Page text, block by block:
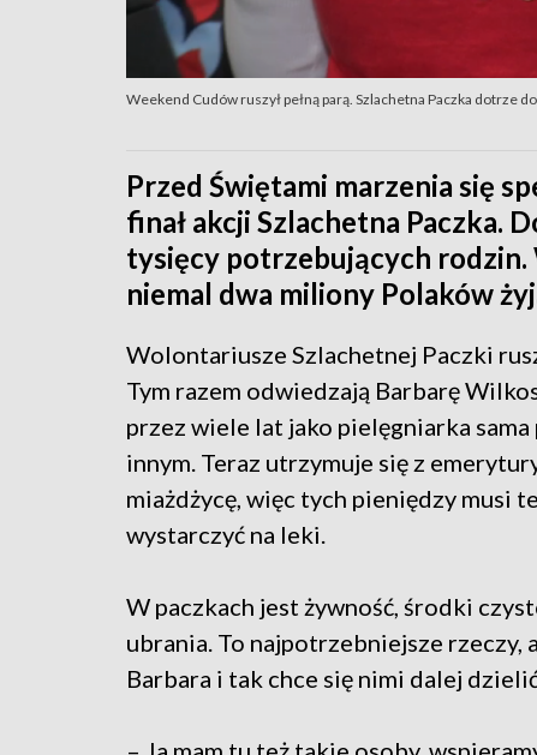
Weekend Cudów ruszył pełną parą. Szlachetna Paczka dotrze
Przed Świętami marzenia się
finał akcji Szlachetna Paczka.
tysięcy potrzebujących
niemal dwa miliony Polaków
Wolontariusze Szlachetnej Paczki
Tym razem odwiedzają Barbarę
przez wiele lat jako pielęgniarka sama
innym. Teraz utrzymuje się z
miażdżycę, więc tych pieniędzy musi
wystarczyć na leki.
W paczkach jest żywność, środki
ubrania. To najpotrzebniejsze rzeczy,
Barbara i tak chce się nimi dalej